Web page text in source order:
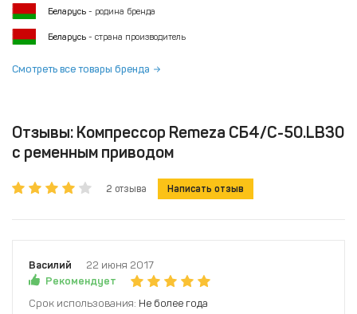
Беларусь - родина бренда
Беларусь - страна производитель
Смотреть все товары бренда
Отзывы: Компрессор Remeza СБ4/С-50.LB30
с ременным приводом
2 отзыва Написать отзыв
Василий
22 июня 2017
Рекомендует
Срок использования: Не более года